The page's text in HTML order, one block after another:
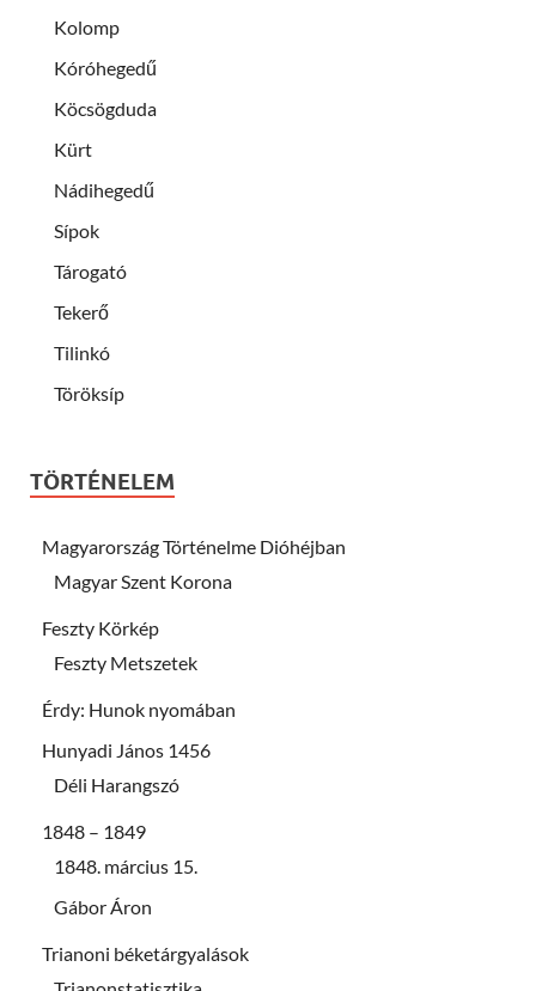
Kolomp
Kóróhegedű
Köcsögduda
Kürt
Nádihegedű
Sípok
Tárogató
Tekerő
Tilinkó
Töröksíp
TÖRTÉNELEM
Magyarország Történelme Dióhéjban
Magyar Szent Korona
Feszty Körkép
Feszty Metszetek
Érdy: Hunok nyomában
Hunyadi János 1456
Déli Harangszó
1848 – 1849
1848. március 15.
Gábor Áron
Trianoni béketárgyalások